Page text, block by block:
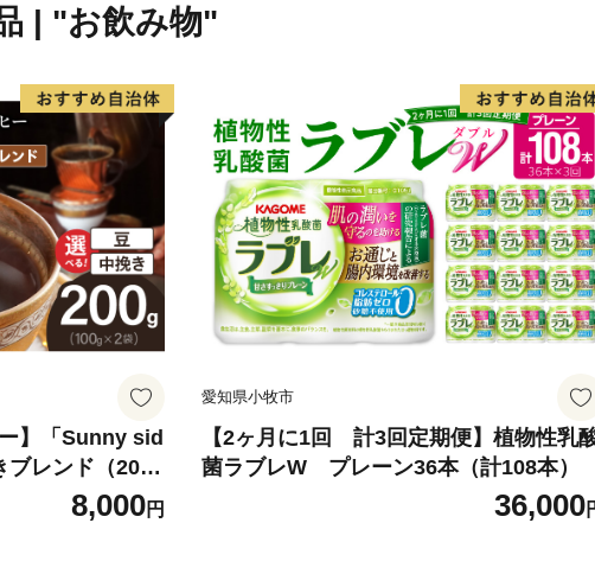
契約等を締結し、
【頂いた寄付金に
令和６年４月１日
しては、個性ある
てさせていただき
す。
本サイトの運営は
お電話及びメール
【返礼品の内容・
E-mail：
| "お飲み物"
】「Sunny sid
ブレンド（200
8,000円
愛知県小牧市
【2ヶ月に1回 計3回定期便】植物性乳
菌ラブレW プレーン36本（計108本）
36,000